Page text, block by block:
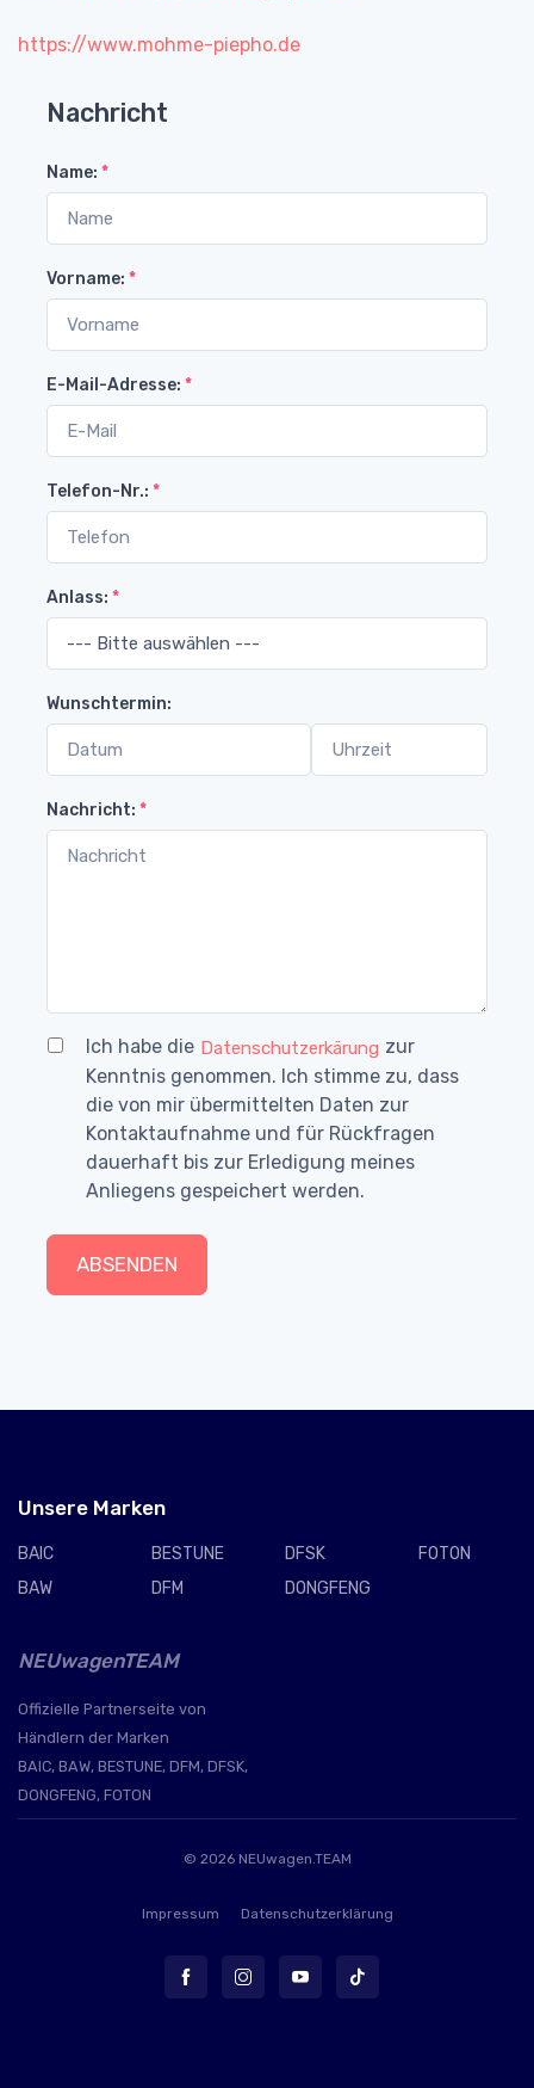
https://www.mohme-piepho.de
Nachricht
Name: *
Vorname: *
E-Mail-Adresse: *
Telefon-Nr.: *
Anlass: *
Wunschtermin:
Nachricht: *
Ich habe die Datenschutzerkärung zur
Kenntnis genommen. Ich stimme zu, dass
die von mir übermittelten Daten zur
Kontaktaufnahme und für Rückfragen
dauerhaft bis zur Erledigung meines
Anliegens gespeichert werden.
ABSENDEN
Unsere Marken
BAIC
BAW
BESTUNE
DFM
DFSK
DONGFENG
FOTON
NEUwagenTEAM
Offizielle Partnerseite von
Händlern der Marken
BAIC, BAW, BESTUNE, DFM, DFSK,
DONGFENG, FOTON
© 2026 NEUwagen.TEAM
Impressum Datenschutzerklärung